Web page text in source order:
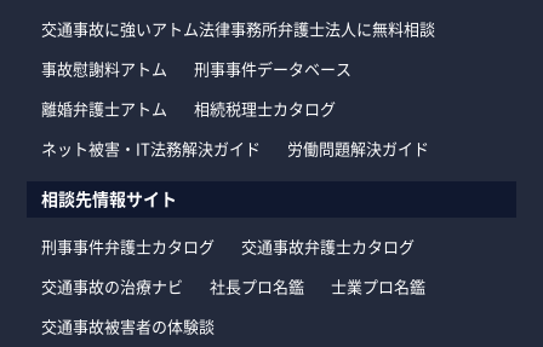
交通事故に強いアトム法律事務所弁護士法人に無料相談
事故慰謝料アトム 刑事事件データベース
離婚弁護士アトム 相続税理士カタログ
ネット被害・IT法務解決ガイド 労働問題解決ガイド
相談先情報サイト
刑事事件弁護士カタログ 交通事故弁護士カタログ
交通事故の治療ナビ 社長プロ名鑑 士業プロ名鑑
交通事故被害者の体験談